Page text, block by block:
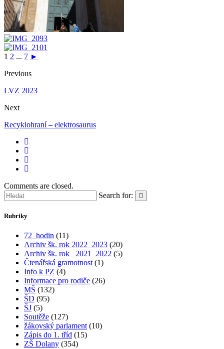
1 2 ... 7 ►
Previous
LVZ 2023
Next
Recyklohraní – elektrosaurus
Comments are closed.
Search for:
Rubriky
72_hodin (11)
Archiv šk. rok 2022_2023 (20)
Archiv šk. rok_ 2021_2022 (5)
Čtenářská gramotnost (1)
Info k PZ (4)
Informace pro rodiče (26)
MŠ (132)
ŠD (95)
ŠJ (5)
Soutěže (127)
žákovský parlament (10)
Zápis do 1. tříd (15)
ZŠ Dolany (354)